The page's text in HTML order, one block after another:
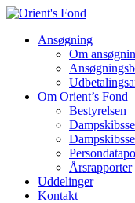
Ansøgning
Om
Om Orient’s Fond
Bestyrelsen
Årsrapporter
Uddelinger
Kontakt